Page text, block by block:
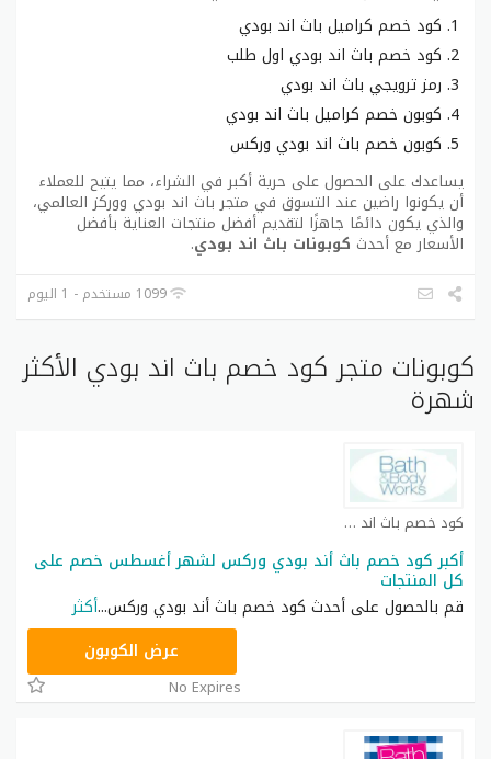
كود خصم كراميل باث اند بودي
كود خصم باث اند بودي اول طلب
رمز ترويجي باث اند بودي
كوبون خصم كراميل باث اند بودي
كوبون خصم باث اند بودي وركس
يساعدك على الحصول على حرية أكبر في الشراء، مما يتيح للعملاء
أن يكونوا راضين عند التسوق في متجر باث اند بودي ووركز العالمي،
والذي يكون دائمًا جاهزًا لتقديم أفضل منتجات العناية بأفضل
الأسعار مع أحدث كوبونات باث اند بودي.
1099 مستخدم - 1 اليوم
كوبونات متجر كود خصم باث اند بودي الأكثر
شهرة
كود خصم باث اند بودي كوبون
أكبر كود خصم باث أند بودي وركس لشهر أغسطس خصم على
كل المنتجات
قم بالحصول على أحدث كود خصم باث أند بودي وركس...أكثر
عرض الكوبون
No Expires